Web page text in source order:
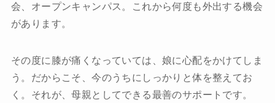
会、オープンキャンパス。これから何度も外出する機会
があります。
その度に膝が痛くなっていては、娘に心配をかけてしま
う。だからこそ、今のうちにしっかりと体を整えてお
く。それが、母親としてできる最善のサポートです。